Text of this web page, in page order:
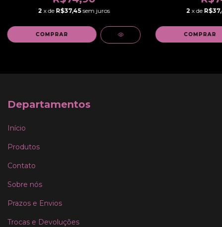
2 x de R$37,45 sem juros
COMPRAR
2 x de
COMPRAR
Departamentos
Início
Produtos
Contato
Sobre nós
Prazos e Envios
Trocas e Devoluções